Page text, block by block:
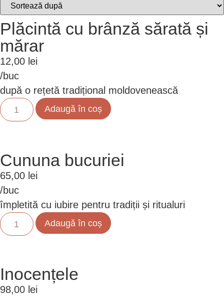
Plăcintă cu brânză sărată și
mărar
12,00 lei
/buc
după o rețetă tradițional moldovenească
Adaugă în coș
Cununa bucuriei
65,00 lei
/buc
împletită cu iubire pentru tradiții și ritualuri
Adaugă în coș
Inocențele
98,00 lei